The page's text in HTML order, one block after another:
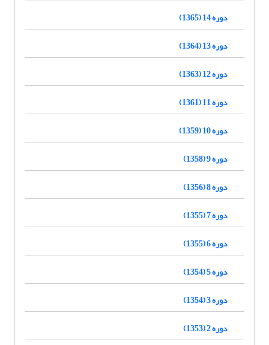
دوره 14 (1365)
دوره 13 (1364)
دوره 12 (1363)
دوره 11 (1361)
دوره 10 (1359)
دوره 9 (1358)
دوره 8 (1356)
دوره 7 (1355)
دوره 6 (1355)
دوره 5 (1354)
دوره 3 (1354)
دوره 2 (1353)